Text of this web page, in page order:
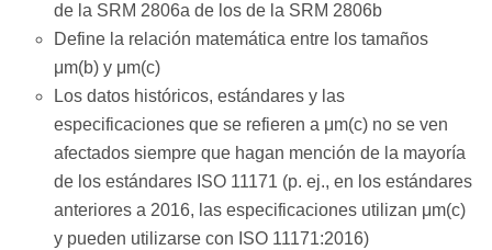
de la SRM 2806a de los de la SRM 2806b
Define la relación matemática entre los tamaños
μm(b) y μm(c)
Los datos históricos, estándares y las
especificaciones que se refieren a μm(c) no se ven
afectados siempre que hagan mención de la mayoría
de los estándares ISO 11171 (p. ej., en los estándares
anteriores a 2016, las especificaciones utilizan μm(c)
y pueden utilizarse con ISO 11171:2016)